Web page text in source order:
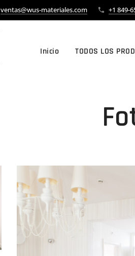
ventas@wus-materiales.com +1 849-
Inicio TODOS LOS